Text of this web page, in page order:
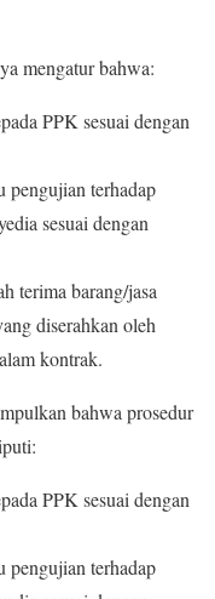
mengatur bahwa:
PPK sesuai dengan
pengujian terhadap
sesuai dengan
terima barang/jasa
diserahkan oleh
kontrak.
bahwa prosedur
PPK sesuai dengan
pengujian terhadap